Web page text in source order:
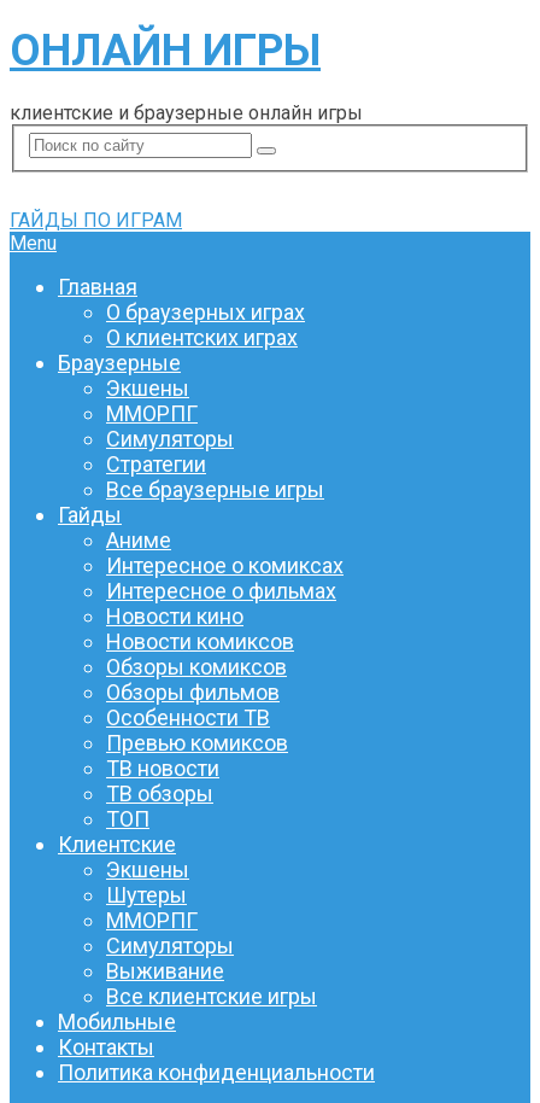
ОНЛАЙН ИГРЫ
клиентские и браузерные онлайн игры
ГАЙДЫ ПО ИГРАМ
Menu
Главная
О браузерных играх
О клиентских играх
Браузерные
Экшены
ММОРПГ
Симуляторы
Стратегии
Все браузерные игры
Гайды
Аниме
Интересное о комиксах
Интересное о фильмах
Новости кино
Новости комиксов
Обзоры комиксов
Обзоры фильмов
Особенности ТВ
Превью комиксов
ТВ новости
ТВ обзоры
ТОП
Клиентские
Экшены
Шутеры
ММОРПГ
Симуляторы
Выживание
Все клиентские игры
Мобильные
Контакты
Политика конфиденциальности